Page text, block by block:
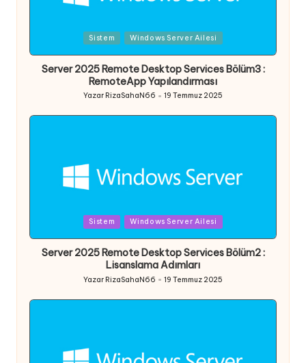
Sistem Windows Server Ailesi
Server 2025 Remote Desktop Services Bölüm3 :
RemoteApp Yapılandırması
Posted
by
Yazar RizaSahaN66 19 Temmuz 2025
Sistem Windows Server Ailesi
Server 2025 Remote Desktop Services Bölüm2 :
Lisanslama Adımları
Posted
Yazar RizaSahaN66 19 Temmuz 2025